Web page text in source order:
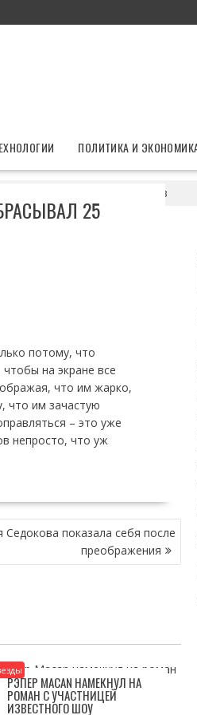
ПОЛИТИКА И
сбрасывал 25 килограммов
25
потому, что
на экране все
что им жарко,
что им зачастую
– это уже
непросто, что уж
Седокова показала себя после
преображения
РЭПЕР MACAN НАМЕКНУЛ НА
РОМАН С УЧАСТНИЦЕЙ
ИЗВЕСТНОГО ШОУ